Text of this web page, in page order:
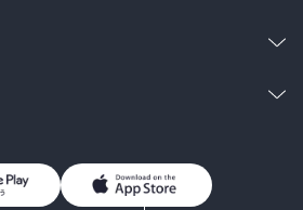
男子向けラノベ
お問い合わせ